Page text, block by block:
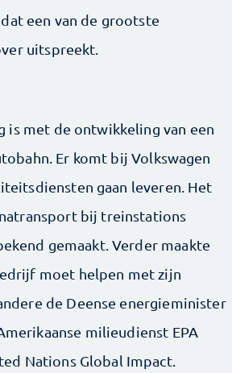
een van de grootste
uitspreekt.
is met de ontwikkeling van een
Er komt bij Volkswagen
gaan leveren. Het
natransport bij treinstations
gemaakt. Verder maakte
moet helpen met zijn
de Deense energieminister
milieudienst EPA
Nations Global Impact.